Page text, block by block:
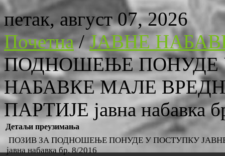
петак, август 07, 2026
Почетна/ЈАВНЕ
ПОДНОШЕЊЕ ПОНУДЕ
НАБАВКЕ МАЛЕ
ПАРТИЈЕ јавна набавка
Детаљи преузимања
ПОЗИВ ЗА ПОДНОШЕЊЕ ПОНУДЕ У ПОСТУПКУ
јавна набавка бр. 8/2016